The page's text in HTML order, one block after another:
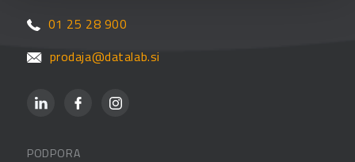
01 25 28 900
prodaja@datalab.si
PODPORA